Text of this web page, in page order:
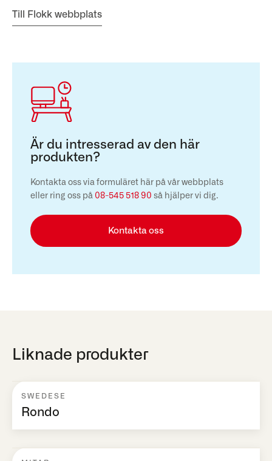
Till Flokk webbplats
Är du intresserad av den här
produkten?
Kontakta oss via formuläret här på vår webbplats
eller ring oss på 08-545 518 90 så hjälper vi dig.
Kontakta oss
Liknade produkter
SWEDESE
Rondo